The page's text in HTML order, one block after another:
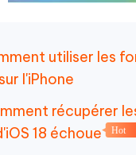
utiliser les
l'iPhone
récupérer
18 échoue
Hot